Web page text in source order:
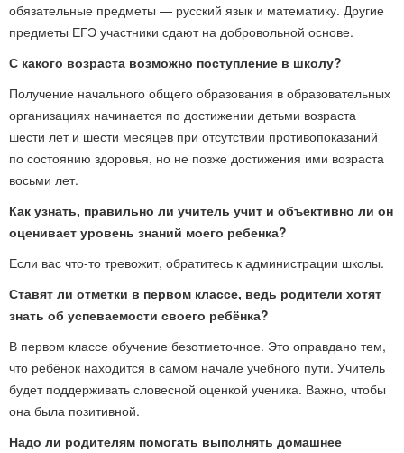
обязательные предметы — русский язык и математику. Другие
предметы ЕГЭ участники сдают на добровольной основе.
С какого возраста возможно поступление в школу?
Получение начального общего образования в образовательных
организациях начинается по достижении детьми возраста
шести лет и шести месяцев при отсутствии противопоказаний
по состоянию здоровья, но не позже достижения ими возраста
восьми лет.
Как узнать, правильно ли учитель учит и объективно ли он
оценивает уровень знаний моего ребенка?
Если вас что-то тревожит, обратитесь к администрации школы.
Ставят ли отметки в первом классе, ведь родители хотят
знать об успеваемости своего ребёнка?
В первом классе обучение безотметочное. Это оправдано тем,
что ребёнок находится в самом начале учебного пути. Учитель
будет поддерживать словесной оценкой ученика. Важно, чтобы
она была позитивной.
Надо ли родителям помогать выполнять домашнее